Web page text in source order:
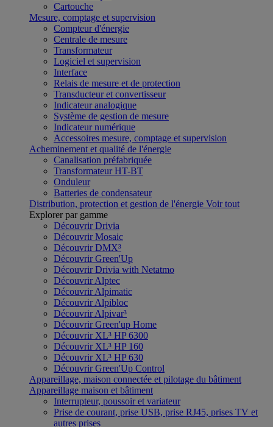
Cartouche
Mesure, comptage et supervision
Compteur d'énergie
Centrale de mesure
Transformateur
Logiciel et supervision
Interface
Relais de mesure et de protection
Transducteur et convertisseur
Indicateur analogique
Système de gestion de mesure
Indicateur numérique
Accessoires mesure, comptage et supervision
Acheminement et qualité de l'énergie
Canalisation préfabriquée
Transformateur HT-BT
Onduleur
Batteries de condensateur
Distribution, protection et gestion de l'énergie Voir tout
Explorer par gamme
Découvrir Drivia
Découvrir Mosaic
Découvrir DMX³
Découvrir Green'Up
Découvrir Drivia with Netatmo
Découvrir Alptec
Découvrir Alpimatic
Découvrir Alpibloc
Découvrir Alpivar³
Découvrir Green'up Home
Découvrir XL³ HP 6300
Découvrir XL³ HP 160
Découvrir XL³ HP 630
Découvrir Green'Up Control
Appareillage, maison connectée et pilotage du bâtiment
Appareillage maison et bâtiment
Interrupteur, poussoir et variateur
Prise de courant, prise USB, prise RJ45, prises TV et
autres prises